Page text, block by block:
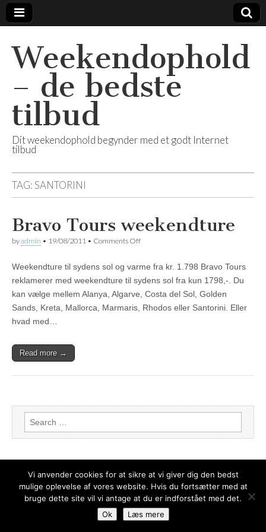
Weekendophold
– de bedste
tilbud
Dit weekendophold begynder med et godt Internet
tilbud
TAG:SANTORINI
Bravo Tours weekendture
byadmin • 19/08/2011 • Comments Off
Weekendture til sydens sol og varme fra kr. 1.798 Bravo Tours
reklamerer med weekendture til sydens sol fra kun 1798,-. Du
kan vælge mellem Alanya, Algarve, Costa del Sol, Golden
Sands, Kreta, Mallorca, Marmaris, Rhodos eller Santorini. Eller
hvad med…
Read more →
Search for:
Weekendophold – de bedste tilbud
The Magazine Basic Theme bybavotasan.com
Vi anvender cookies for at sikre at vi giver dig den bedst
mulige oplevelse af vores website. Hvis du fortsætter med at
bruge dette site vil vi antage at du er indforstået med det.
Ok
Læs mere